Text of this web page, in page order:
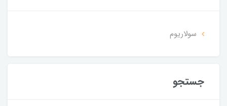
سولاریوم
جستجو